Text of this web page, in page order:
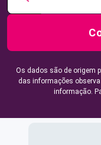
Os dados são de origem
das informações
informação.